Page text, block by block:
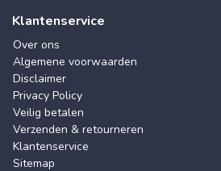
Klantenservice
Over ons
Algemene voorwaarden
Disclaimer
Privacy Policy
Veilig betalen
Verzenden & retourneren
Klantenservice
Sitemap